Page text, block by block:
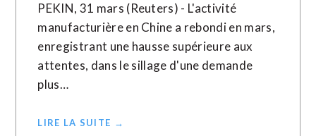
PEKIN, 31 mars (Reuters) - L'activité
manufacturière en Chine a rebondi en mars,
enregistrant une hausse ​supérieure ‌aux
attentes, dans ​le ⁠sillage d'une demande
plus…
LIRE LA SUITE →